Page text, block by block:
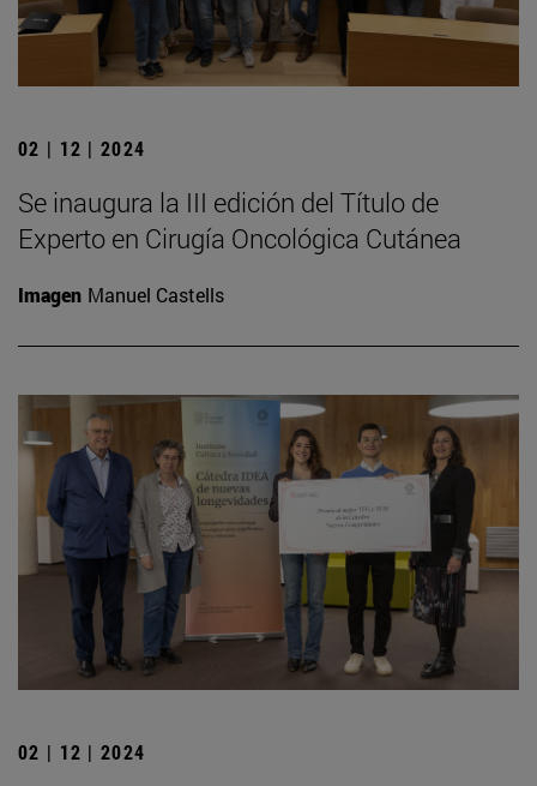
02 | 12 | 2024
Se inaugura la III edición del Título de
Experto en Cirugía Oncológica Cutánea
Imagen Manuel Castells
02 | 12 | 2024